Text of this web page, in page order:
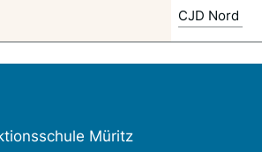
CJD Nord
Müritz